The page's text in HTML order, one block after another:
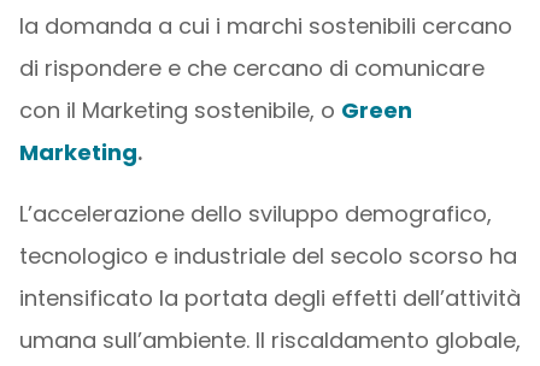
la domanda a cui i marchi sostenibili cercano
di rispondere e che cercano di comunicare
con il Marketing sostenibile, o Green
Marketing.
L’accelerazione dello sviluppo demografico,
tecnologico e industriale del secolo scorso ha
intensificato la portata degli effetti dell’attività
umana sull’ambiente. Il riscaldamento globale,